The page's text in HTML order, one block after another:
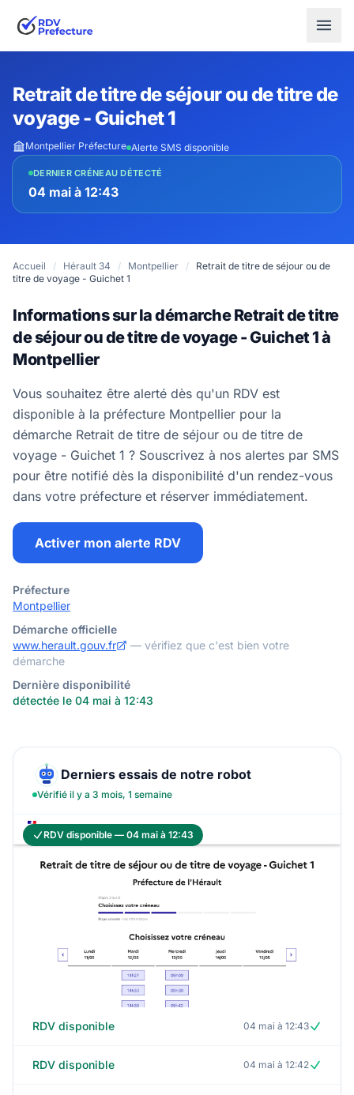
Retrait de titre de séjour ou de titre de
voyage - Guichet 1
Montpellier Préfecture Alerte SMS disponible
DERNIER CRÉNEAU DÉTECTÉ
04 mai à 12:43
Accueil / Hérault 34 / Montpellier /
Retrait de titre de séjour ou de
titre de voyage - Guichet 1
Informations sur la démarche Retrait de titre
de séjour ou de titre de voyage - Guichet 1 à
Montpellier
Vous souhaitez être alerté dès qu'un RDV est
disponible à la préfecture Montpellier pour la
démarche Retrait de titre de séjour ou de titre de
voyage - Guichet 1 ? Souscrivez à nos alertes par SMS
pour être notifié dès la disponibilité d'un rendez-vous
dans votre préfecture et réserver immédiatement.
Activer mon alerte RDV
Préfecture
Montpellier
Démarche officielle
www.herault.gouv.fr
— vérifiez que c'est bien votre
démarche
Dernière disponibilité
détectée le 04 mai à 12:43
Derniers essais de notre robot
Vérifié il y a 3 mois, 1 semaine
RDV disponible — 04 mai à 12:43
RDV disponible 04 mai à 12:43
RDV disponible 04 mai à 12:42